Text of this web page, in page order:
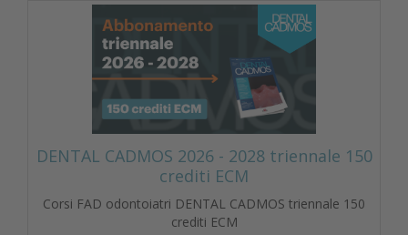
DENTAL CADMOS 2026 - 2028 triennale 150
crediti ECM
Corsi FAD odontoiatri DENTAL CADMOS triennale 150
crediti ECM